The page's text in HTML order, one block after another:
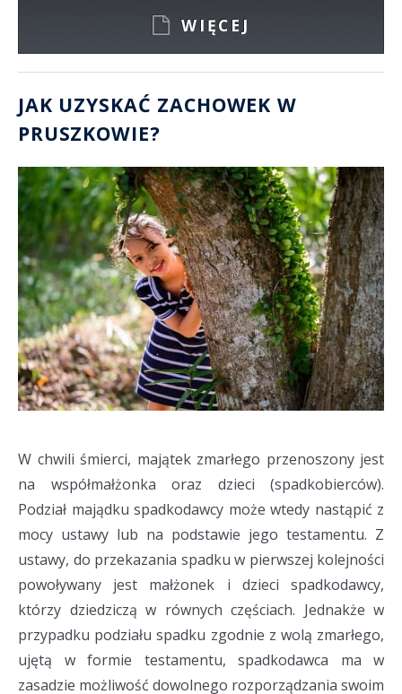
WIĘCEJ
JAK UZYSKAĆ ZACHOWEK W
PRUSZKOWIE?
W chwili śmierci, majątek zmarłego przenoszony jest
na współmałżonka oraz dzieci (spadkobierców).
Podział majądku spadkodawcy może wtedy nastąpić z
mocy ustawy lub na podstawie jego testamentu. Z
ustawy, do przekazania spadku w pierwszej kolejności
powoływany jest małżonek i dzieci spadkodawcy,
którzy dziedziczą w równych częściach. Jednakże w
przypadku podziału spadku zgodnie z wolą zmarłego,
ujętą w formie testamentu, spadkodawca ma w
zasadzie możliwość dowolnego rozporządzania swoim